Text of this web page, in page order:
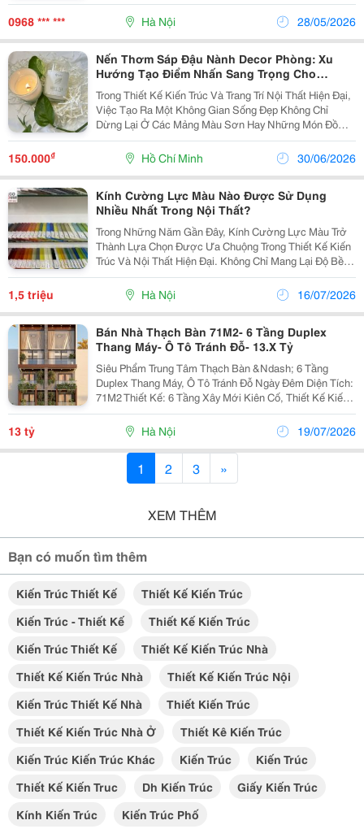
Nội Thất &Ndash; Không Gian Phù Hợp Với...
0968 *** *** Hà Nội 28/05/2026
Nến Thơm Sáp Đậu Nành Decor Phòng: Xu
Hướng Tạo Điểm Nhấn Sang Trọng Cho
Không Gian Sống
Trong Thiết Kế Kiến Trúc Và Trang Trí Nội Thất Hiện Đại,
Việc Tạo Ra Một Không Gian Sống Đẹp Không Chỉ
Dừng Lại Ở Các Mảng Màu Sơn Hay Những Món Đồ
Nội Thất Đắt Tiền. Xu Hướng Hiện Nay Hướng Tới Việc
Khơi Gợi Cảm Xúc Và Sự Thư Thái Trọn Vẹn Cho Gia...
150.000₫ Hồ Chí Minh 30/06/2026
Kính Cường Lực Màu Nào Được Sử Dụng
Nhiều Nhất Trong Nội Thất?
Trong Những Năm Gần Đây, Kính Cường Lực Màu Trở
Thành Lựa Chọn Được Ưa Chuộng Trong Thiết Kế Kiến
Trúc Và Nội Thất Hiện Đại. Không Chỉ Mang Lại Độ Bền
Vượt Trội, Kính Màu Cường Lực Còn Giúp Không Gian
Thêm Phần Sang Trọng, Tinh Tế Nhờ Bảng Màu Đa...
1,5 triệu Hà Nội 16/07/2026
Bán Nhà Thạch Bàn 71M2- 6 Tầng Duplex
Thang Máy- Ô Tô Tránh Đỗ- 13.X Tỷ
Siêu Phẩm Trung Tâm Thạch Bàn &Ndash; 6 Tầng
Duplex Thang Máy, Ô Tô Tránh Đỗ Ngày Đêm Diện Tích:
71M2 Thiết Kế: 6 Tầng Xây Mới Kiên Cố, Thiết Kế Kiến
Trúc Duplex Thông Tầng Thời Thượng, Sang Trọng Và
Ngập Tràn Ánh Sáng. Trang Bị Thang Máy Nhập...
13 tỷ Hà Nội 19/07/2026
1 2 3 »
XEM THÊM
Bạn có muốn tìm thêm
Kiến Trúc Thiết Kế
Thiết Kế Kiến Trúc
Kiến Trúc - Thiết Kế
Thiết Kế Kiến Trúc
Kiến Trúc Thiết Kế
Thiết Kế Kiến Trúc Nhà
Thiết Kế Kiến Trúc Nhà
Thiết Kế Kiến Trúc Nội
Kiến Trúc Thiết Kế Nhà
Thiết Kiến Trúc
Thiết Kế Kiến Trúc Nhà Ở
Thiết Kê Kiến Trúc
Kiến Trúc Kiến Trúc Khác
Kiến Trúc
Kiến Trúc
Thiết Kế Kiến Truc
Dh Kiến Trúc
Giấy Kiến Trúc
Kính Kiến Trúc
Kiến Trúc Phố